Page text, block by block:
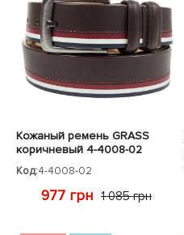
Кожаный ремень GRASS
коричневый 4-4008-02
Код:4-4008-02
977 грн 1 085 грн